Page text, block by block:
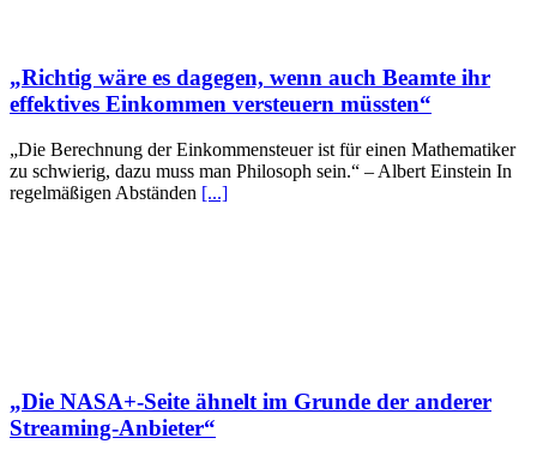
„Richtig wäre es dagegen, wenn auch Beamte ihr
effektives Einkommen versteuern müssten“
„Die Berechnung der Einkommensteuer ist für einen Mathematiker
zu schwierig, dazu muss man Philosoph sein.“ – Albert Einstein In
regelmäßigen Abständen [...]
„Die NASA+-Seite ähnelt im Grunde der anderer
Streaming-Anbieter“